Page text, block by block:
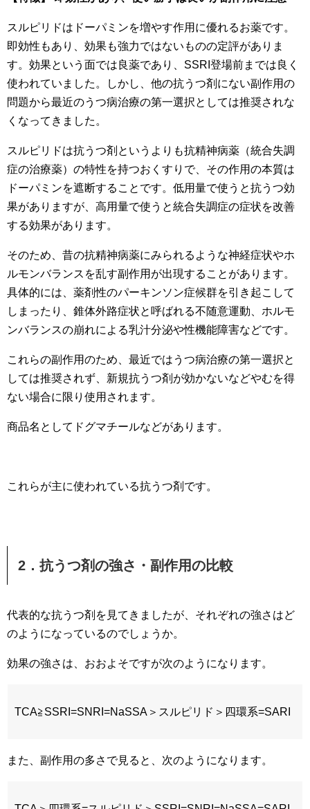
スルピリドはドーパミンを増やす作用に優れるお薬です。
即効性もあり、効果も強力ではないものの定評がありま
す。効果という面では良薬であり、SSRI登場前までは良く
使われていました。しかし、他の抗うつ剤にない副作用の
問題から最近のうつ病治療の第一選択としては推奨されな
くなってきました。
スルピリドは抗うつ剤というよりも抗精神病薬（統合失調
症の治療薬）の特性を持つおくすりで、その作用の本質は
ドーパミンを遮断することです。低用量で使うと抗うつ効
果がありますが、高用量で使うと統合失調症の症状を改善
する効果があります。
そのため、昔の抗精神病薬にみられるような神経症状やホ
ルモンバランスを乱す副作用が出現することがあります。
具体的には、薬剤性のパーキンソン症候群を引き起こして
しまったり、錐体外路症状と呼ばれる不随意運動、ホルモ
ンバランスの崩れによる乳汁分泌や性機能障害などです。
これらの副作用のため、最近ではうつ病治療の第一選択と
しては推奨されず、新規抗うつ剤が効かないなどやむを得
ない場合に限り使用されます。
商品名としてドグマチールなどがあります。
これらが主に使われている抗うつ剤です。
2．抗うつ剤の強さ・副作用の比較
代表的な抗うつ剤を見てきましたが、それぞれの強さはど
のようになっているのでしょうか。
効果の強さは、おおよそですが次のようになります。
TCA≧SSRI=SNRI=NaSSA＞スルピリド＞四環系=SARI
また、副作用の多さで見ると、次のようになります。